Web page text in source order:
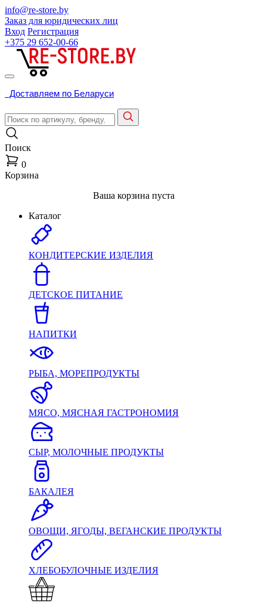
info@re-store.by
Заказ для юридических лиц
Вход Регистрация
+375 29 652-00-66
Доставляем по Беларуси
Поиск
0
Корзина
Ваша корзина пуста
Каталог
КОНДИТЕРСКИЕ ИЗДЕЛИЯ
ДЕТСКОЕ ПИТАНИЕ
НАПИТКИ
РЫБА, МОРЕПРОДУКТЫ
МЯСО, МЯСНАЯ ГАСТРОНОМИЯ
СЫР, МОЛОЧНЫЕ ПРОДУКТЫ
БАКАЛЕЯ
ОВОЩИ, ЯГОДЫ, ВЕГАНСКИЕ ПРОДУКТЫ
ХЛЕБОБУЛОЧНЫЕ ИЗДЕЛИЯ